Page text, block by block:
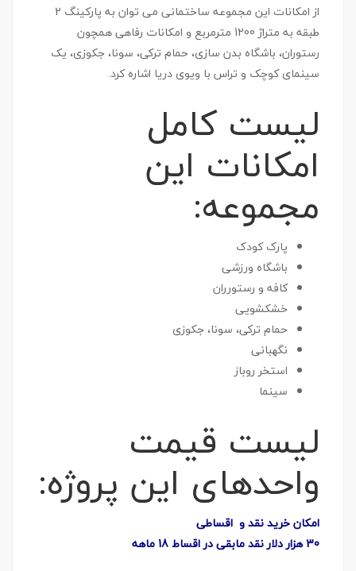
از امکانات این مجموعه ساختمانی می توان به پارکینگ 2
طبقه به متراژ 1200 مترمربع و امکانات رفاهی همچون
رستوران، باشگاه بدن سازی، حمام ترکی، سونا، جکوزی، یک
سینمای کوچک و تراس با ویوی دریا اشاره کرد.
لیست کامل
امکانات این
مجموعه:
پارک کودک
باشگاه ورزشی
کافه و رستورران
خشکشویی
حمام ترکی، سونا، جکوزی
نگهبانی
استخر روباز
سینما
لیست قیمت
واحدهای این پروژه:
امکان خرید نقد و اقساطی
30 هزار دلار نقد مابقی در اقساط 18 ماهه